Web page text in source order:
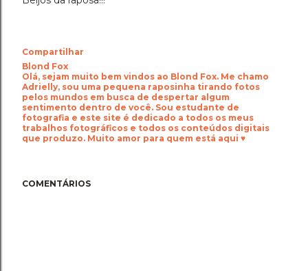
Compartilhar
Blond Fox
Olá, sejam muito bem vindos ao Blond Fox. Me chamo
Adrielly, sou uma pequena raposinha tirando fotos
pelos mundos em busca de despertar algum
sentimento dentro de você. Sou estudante de
fotografia e este site é dedicado a todos os meus
trabalhos fotográficos e todos os conteúdos digitais
que produzo. Muito amor para quem está aqui ♥
COMENTÁRIOS